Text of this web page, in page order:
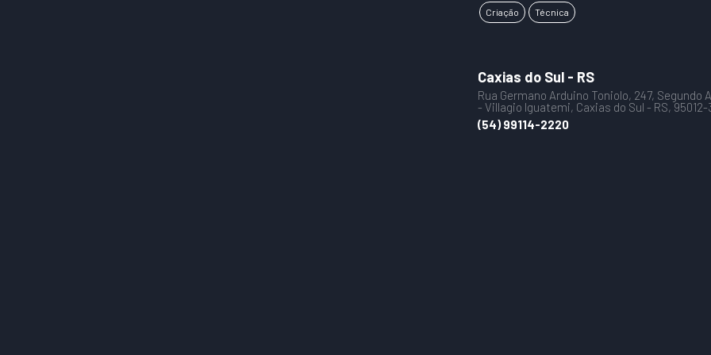
Criação Técnica
Caxias do Sul - RS
Rua Germano Arduino Toniolo, 247, Segundo
- Villagio Iguatemi, Caxias do Sul - RS, 95012-
(54) 99114-2220